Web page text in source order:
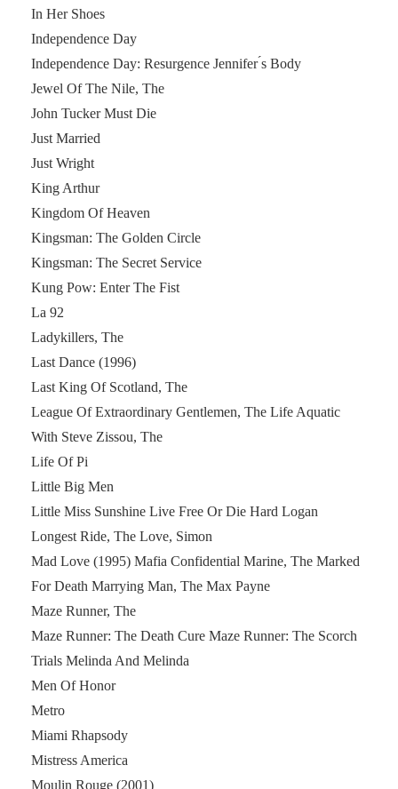
In Her Shoes
Independence Day
Independence Day: Resurgence Jennifer ́s Body
Jewel Of The Nile, The
John Tucker Must Die
Just Married
Just Wright
King Arthur
Kingdom Of Heaven
Kingsman: The Golden Circle
Kingsman: The Secret Service
Kung Pow: Enter The Fist
La 92
Ladykillers, The
Last Dance (1996)
Last King Of Scotland, The
League Of Extraordinary Gentlemen, The Life Aquatic
With Steve Zissou, The
Life Of Pi
Little Big Men
Little Miss Sunshine Live Free Or Die Hard Logan
Longest Ride, The Love, Simon
Mad Love (1995) Mafia Confidential Marine, The Marked
For Death Marrying Man, The Max Payne
Maze Runner, The
Maze Runner: The Death Cure Maze Runner: The Scorch
Trials Melinda And Melinda
Men Of Honor
Metro
Miami Rhapsody
Mistress America
Moulin Rouge (2001)